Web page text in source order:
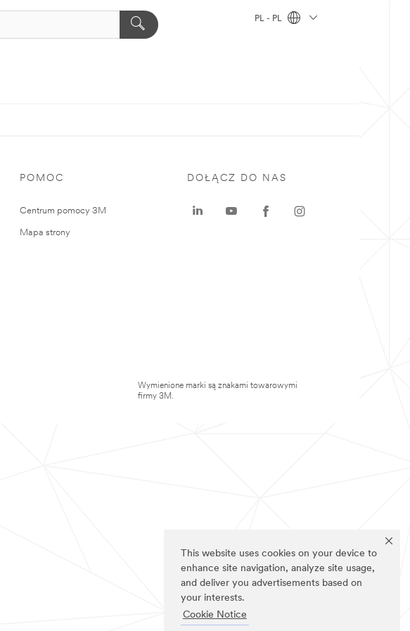
This website uses cookies on your device to
enhance site navigation, analyze site usage,
and deliver you advertisements based on
your interests.
Cookie Notice
PL - PL
POMOC
Centrum pomocy 3M
Mapa strony
DOŁĄCZ DO NAS
Wymienione marki są znakami towarowymi
firmy 3M.